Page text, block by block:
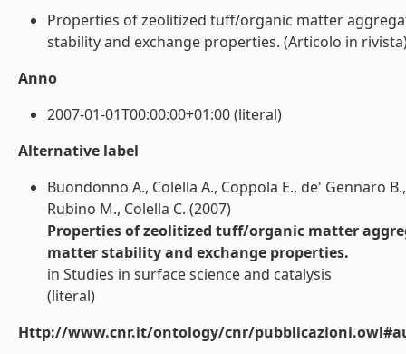
Properties of zeolitized tuff/organic matter
stability and exchange properties. (Articolo in
Anno
2007-01-01T00:00:00+01:00 (literal)
Alternative label
Buondonno A., Colella A., Coppola E., de' Gennaro
Rubino M., Colella C. (2007)
Properties of zeolitized tuff/organic matter
matter stability and exchange properties.
in Studies in surface science and catalysis
(literal)
Http://www.cnr.it/ontology/cnr/